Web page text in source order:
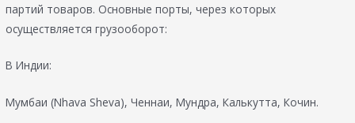
партий товаров. Основные порты, через которых
осуществляется грузооборот:
В Индии:
Мумбаи (Nhava Sheva), Ченнаи, Мундра, Калькутта, Кочин.